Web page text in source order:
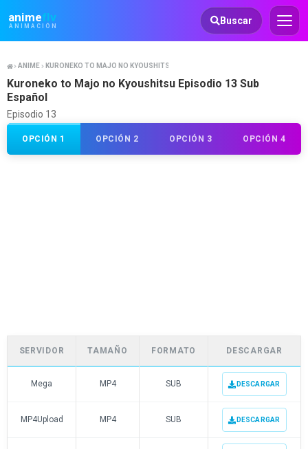
animeflv
ANIMACIÓN
Animeflv Buscar
ANIME KURONEKO TO MAJO NO KYOUSHITSU
Kuroneko to Majo no Kyoushitsu Episodio 13 Sub
Español
Episodio 13
OPCIÓN 1 OPCIÓN 2 OPCIÓN 3 OPCIÓN 4
SERVIDOR TAMAÑO FORMATO DESCARGAR
Mega MP4 SUB DESCARGAR
MP4Upload MP4 SUB DESCARGAR